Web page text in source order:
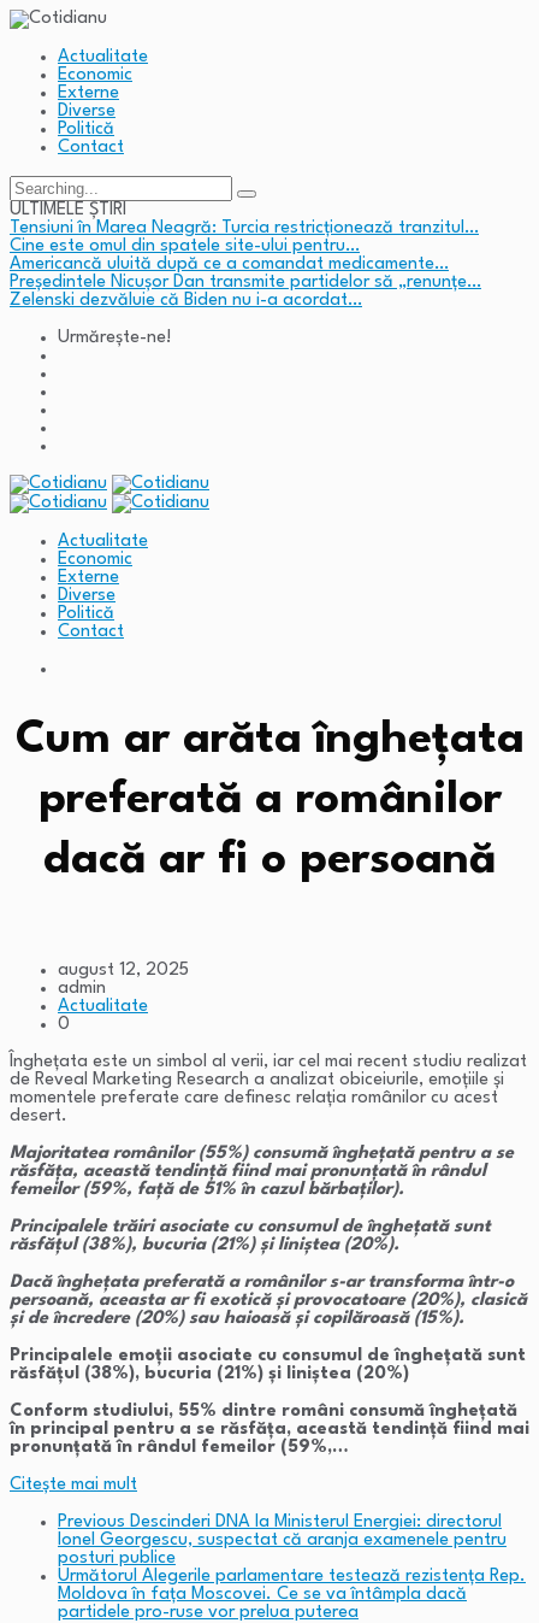
Actualitate
Economic
Externe
Diverse
Politică
Contact
Search
for:
ULTIMELE ȘTIRI
Tensiuni în Marea Neagră: Turcia restricționează tranzitul…
Cine este omul din spatele site-ului pentru…
Americancă uluită după ce a comandat medicamente…
Președintele Nicușor Dan transmite partidelor să „renunțe…
Zelenski dezvăluie că Biden nu i-a acordat…
Urmărește-ne!
Actualitate
Economic
Externe
Diverse
Politică
Contact
Cum ar arăta înghețata
preferată a românilor
dacă ar fi o persoană
august 12, 2025
admin
Actualitate
0
Înghețata este un simbol al verii, iar cel mai recent studiu realizat
de Reveal Marketing Research a analizat obiceiurile, emoțiile și
momentele preferate care definesc relația românilor cu acest
desert.
Majoritatea românilor (55%) consumă înghețată pentru a se
răsfăța, această tendință fiind mai pronunțată în rândul
femeilor (59%, față de 51% în cazul bărbaților).
Principalele trăiri asociate cu consumul de înghețată sunt
răsfățul (38%), bucuria (21%) și liniștea (20%).
Dacă înghețata preferată a românilor s-ar transforma într-o
persoană, aceasta ar fi exotică și provocatoare (20%), clasică
și de încredere (20%) sau haioasă și copilăroasă (15%).
Principalele emoții asociate cu consumul de înghețată sunt
răsfățul (38%), bucuria (21%) și liniștea (20%)
Conform studiului, 55% dintre români consumă înghețată
în principal pentru a se răsfăța, această tendință fiind mai
pronunțată în rândul femeilor (59%,…
Citeşte mai mult
Previous Descinderi DNA la Ministerul Energiei: directorul
Ionel Georgescu, suspectat că aranja examenele pentru
posturi publice
Următorul Alegerile parlamentare testează rezistența Rep.
Moldova în fața Moscovei. Ce se va întâmpla dacă
partidele pro-ruse vor prelua puterea